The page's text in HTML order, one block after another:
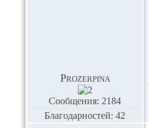
Prozerpina
Сообщения: 2184
Благодарностей: 42